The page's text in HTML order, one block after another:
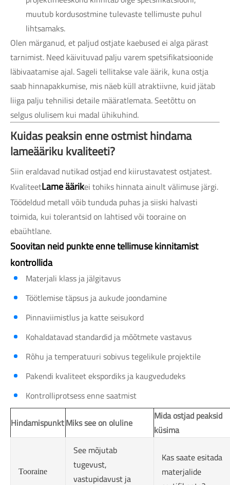
muutub kordusostmine tulevaste tellimuste puhul
lihtsamaks.
Olen märganud, et paljud ostjate kaebused ei alga pärast
tarnimist. Need käivituvad palju varem spetsifikatsioonide
läbivaatamise ajal. Sageli tellitakse vale äärik, kuna ostja
saab hinnapakkumise, mis näeb küll atraktiivne, kuid jätab
liiga palju tehnilisi detaile määratlemata. Seetõttu on
selgus olulisem kui madal ühikuhind.
Kuidas peaksin enne ostmist hindama
lameääriku kvaliteeti?
Siin eraldavad nutikad ostjad end kiirustavatest ostjatest.
KvaliteetLame äärikei tohiks hinnata ainult välimuse järgi.
Töödeldud metall võib tunduda puhas ja siiski halvasti
toimida, kui tolerantsid on lahtised või tooraine on
ebaühtlane.
Soovitan neid punkte enne tellimuse kinnitamist
kontrollida
Materjali klass ja jälgitavus
Töötlemise täpsus ja aukude joondamine
Pinnaviimistlus ja katte seisukord
Kohaldatavad standardid ja mõõtmete vastavus
Rõhu ja temperatuuri sobivus tegelikule projektile
Pakendi kvaliteet ekspordiks ja kaugvedudeks
Kontrolliprotsess enne saatmist
HindamispunktMiks see on oluline
Mida ostjad peaksid
küsima
Tooraine
See mõjutab
tugevust,
vastupidavust ja
Kas saate esitada
materjalide